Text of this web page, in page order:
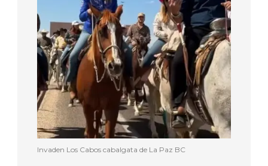
Invaden Los Cabos cabalgata de La Paz BC